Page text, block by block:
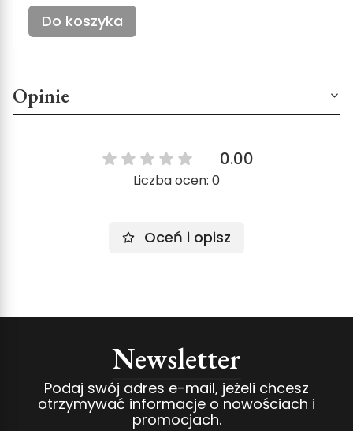
Do koszyka
Opinie
0.00
Liczba ocen: 0
Oceń i opisz
Newsletter
Podaj swój adres e-mail, jeżeli chcesz
otrzymywać informacje o nowościach i
promocjach.